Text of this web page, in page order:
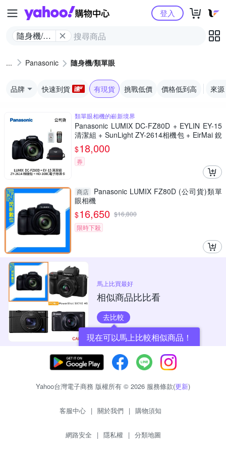
Yahoo購物中心
隨身機/類
登入
Panasonic 隨身機/類單眼
品牌 快速到貨 有現貨 挑戰低價 價格低到高 來源
類單眼相機的嶄新境界
Panasonic LUMIX DC-FZ80D + EYLIN EY-15
清潔組 + SunLight ZY-2614相機包 + EirMai 銳
瑪 HD-100C電子除濕卡 FZ80D (公司貨)
$18,000
券
商店
Panasonic LUMIX FZ80D (公司貨)類單
眼相機
$16,650 $16,800
限時下殺
馬上比買最好
相似商品比比看
去比較
現在可以馬上比較相似商品！
Yahoo台灣電子商務 版權所有 © 2026 服務條款(更新)
客服中心 | 關於我們 | 購物須知
網路安全 | 隱私權 | 分類地圖